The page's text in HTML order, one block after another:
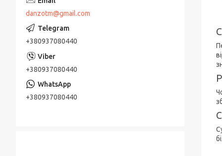
danzotm@gmail.com
+380937080440
+380937080440
+380937080440